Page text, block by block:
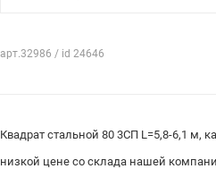
арт.32986 / id 24646
Квадрат стальной 80 3СП L=5,8-6,1 м,
низкой цене со склада нашей